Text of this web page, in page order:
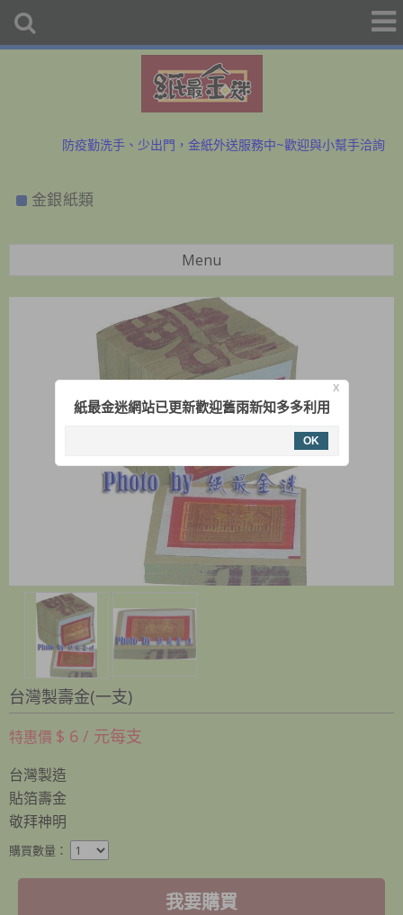
初二、十六拜拜金紙香燭外送、宅配服務歡迎預購洽詢
防疫勤洗手、少出門，金紙外送服務中~歡迎與小幫手洽詢
防疫勤洗手、少出門，金紙外送服務中~歡迎與小幫手洽詢
金銀紙類
Menu
台灣製壽金(一支)
特惠價 $ 6 / 元每支
台灣製造
貼箔壽金
敬拜神明
購買數量：
我要購買
X
紙最金迷網站已更新歡迎舊雨新知多多利用
OK